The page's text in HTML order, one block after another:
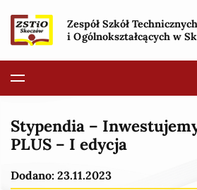
Zespół Szkół Technicznych
i Ogólnokształcących w
Stypendia –
PLUS – I edycja
Dodano: 23.11.2023